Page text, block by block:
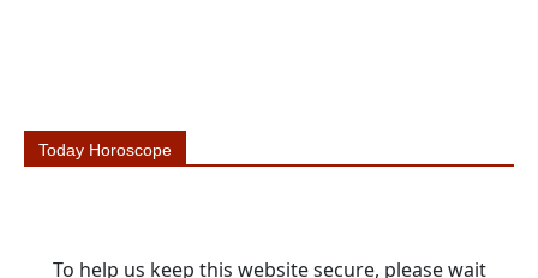
Today Horoscope